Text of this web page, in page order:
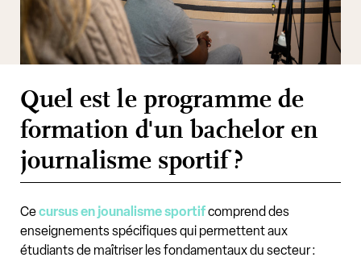
Quel est le programme de
formation d'un bachelor en
journalisme sportif ?
Cecursus en jounalisme sportifcomprend des
enseignements spécifiques qui permettent aux
étudiants de maîtriser les fondamentaux du secteur :